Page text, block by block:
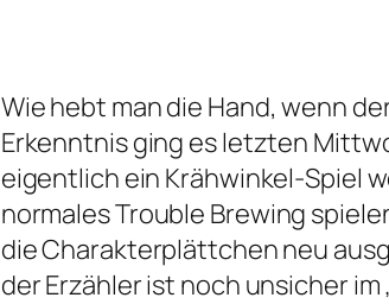
Wie hebt man die Hand, wenn
Erkenntnis ging es letzten
eigentlich ein Krähwinkel-Spiel
normales Trouble Brewing
die Charakterplättchen neu
der Erzähler ist noch unsicher im